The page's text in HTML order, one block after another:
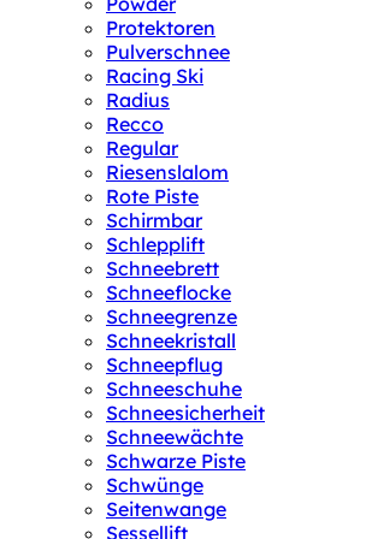
Protektoren
Pulverschnee
Racing Ski
Radius
Recco
Regular
Riesenslalom
Rote Piste
Schirmbar
Schlepplift
Schneebrett
Schneeflocke
Schneegrenze
Schneekristall
Schneepflug
Schneeschuhe
Schneesicherheit
Schneewächte
Schwarze Piste
Schwünge
Seitenwange
Sessellift